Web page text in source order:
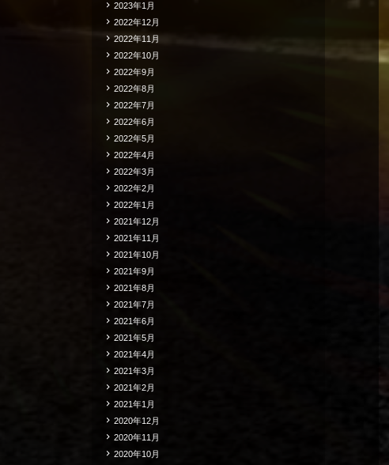
2023年1月
2022年12月
2022年11月
2022年10月
2022年9月
2022年8月
2022年7月
2022年6月
2022年5月
2022年4月
2022年3月
2022年2月
2022年1月
2021年12月
2021年11月
2021年10月
2021年9月
2021年8月
2021年7月
2021年6月
2021年5月
2021年4月
2021年3月
2021年2月
2021年1月
2020年12月
2020年11月
2020年10月